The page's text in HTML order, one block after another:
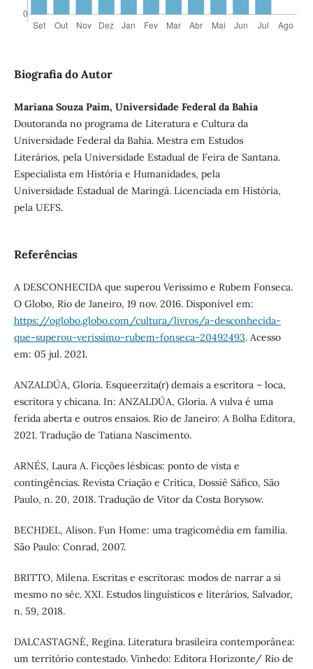
Biografia do Autor
Mariana Souza Paim, Universidade Federal da Bahia
Doutoranda no programa de Literatura e Cultura da
Universidade Federal da Bahia. Mestra em Estudos
Literários, pela Universidade Estadual de Feira de Santana.
Especialista em História e Humanidades, pela
Universidade Estadual de Maringá. Licenciada em História,
pela UEFS.
Referências
A DESCONHECIDA que superou Verissimo e Rubem Fonseca.
O Globo, Rio de Janeiro, 19 nov. 2016. Disponível em:
https://oglobo.globo.com/cultura/livros/a-desconhecida-
que-superou-verissimo-rubem-fonseca-20492493. Acesso
em: 05 jul. 2021.
ANZALDÚA, Gloria. Esqueerzita(r) demais a escritora – loca,
escritora y chicana. In: ANZALDÚA, Gloria. A vulva é uma
ferida aberta e outros ensaios. Rio de Janeiro: A Bolha Editora,
2021. Tradução de Tatiana Nascimento.
ARNÉS, Laura A. Ficções lésbicas: ponto de vista e
contingências. Revista Criação e Crítica, Dossiê Sáfico, São
Paulo, n. 20, 2018. Tradução de Vitor da Costa Borysow.
BECHDEL, Alison. Fun Home: uma tragicomédia em família.
São Paulo: Conrad, 2007.
BRITTO, Milena. Escritas e escritoras: modos de narrar a si
mesmo no séc. XXI. Estudos linguísticos e literários, Salvador,
n. 59, 2018.
DALCASTAGNÈ, Regina. Literatura brasileira contemporânea:
um território contestado. Vinhedo: Editora Horizonte/ Rio de